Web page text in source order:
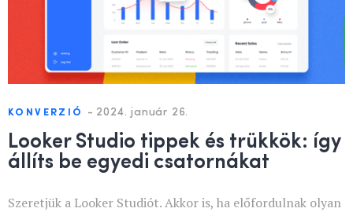
KONVERZIÓ - 2024. január 26.
Looker Studio tippek és trükkök: így
állíts be egyedi csatornákat
Szeretjük a Looker Studiót. Akkor is, ha előfordulnak olyan